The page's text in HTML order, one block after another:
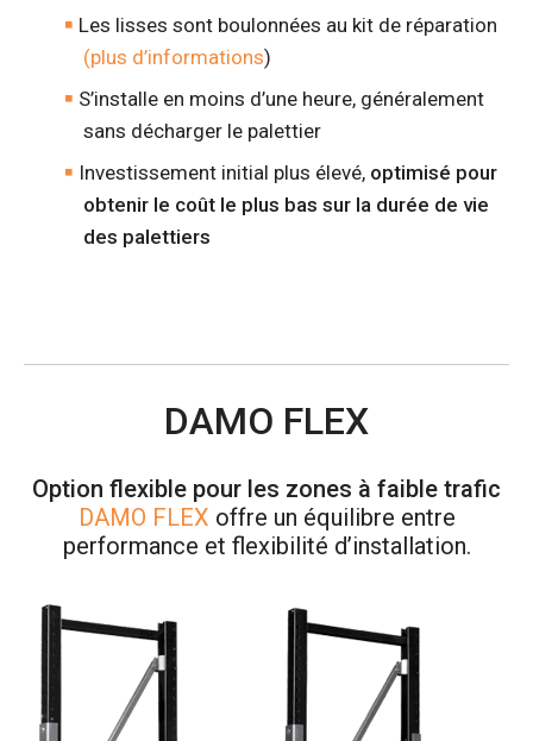
Les lisses sont boulonnées au kit de réparation
(plus d’informations)
S’installe en moins d’une heure, généralement
sans décharger le palettier
Investissement initial plus élevé, optimisé pour
obtenir le coût le plus bas sur la durée de vie
des palettiers
DAMO FLEX
Option flexible pour les zones à faible trafic
DAMO FLEX offre un équilibre entre
performance et flexibilité d’installation.